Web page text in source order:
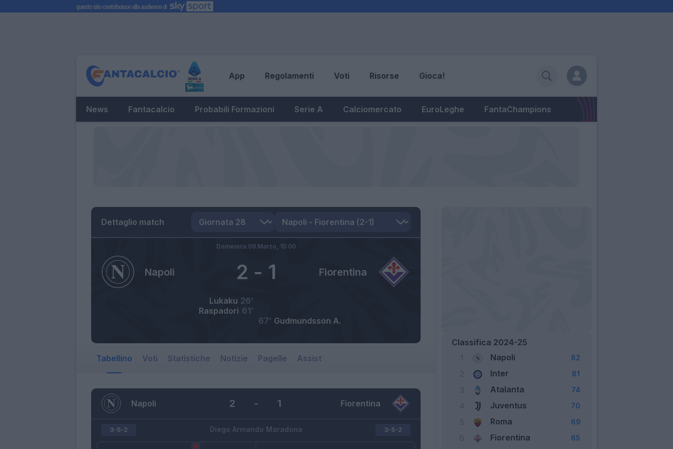
App Regolamenti Voti Risorse Gioca!
News Fantacalcio Probabili Formazioni Serie A Calciomercato EuroLeghe FantaChampions
Dettaglio match
Napoli Fiorentina
2 - 1
Domenica 09 Marzo, 15:00
Lukaku 26’
Raspadori 61’
Gudmundsson A.
67’
Tabellino Voti Statistiche Notizie Pagelle Assist
Napoli Fiorentina
2 - 1
Diego Armando Maradona
3-5-2 3-5-2
Classifica 2024-25
Napoli 82
Inter 81
Atalanta 74
Juventus 70
Roma 69
Fiorentina 65